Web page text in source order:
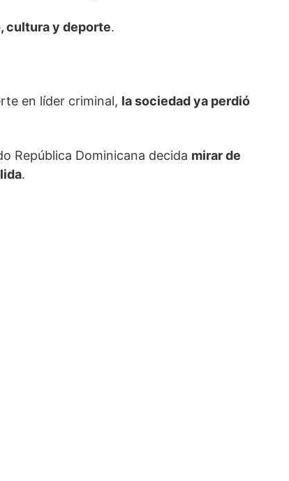
cultura y deporte.
en líder criminal, la sociedad ya perdió
República Dominicana decida mirar de
.